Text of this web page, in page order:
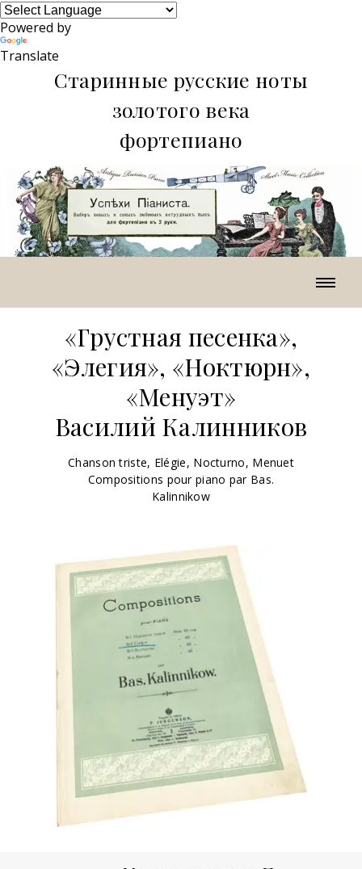
Powered by
Translate
Старинные русские ноты
золотого века
фортепиано
«Грустная песенка»,
«Элегия», «Ноктюрн»,
«Менуэт»
Василий Калинников
Chanson triste, Elégie, Nocturno, Menuet
Compositions pour piano par Bas.
Kalinnikow